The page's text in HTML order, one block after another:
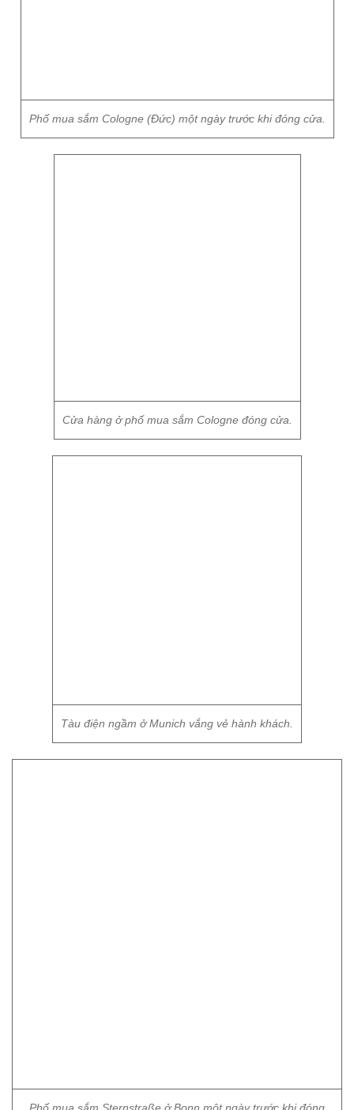
Phố mua sắm Cologne (Đức) một ngày trước khi đóng cửa.
Cửa hàng ở phố mua sắm Cologne đóng cửa.
Tàu điện ngầm ở Munich vắng vẻ hành khách.
Phố mua sắm Sternstraße ở Bonn một ngày trước khi đóng